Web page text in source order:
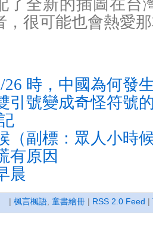
了全新的插圖在台
，很可能也會熱愛
26 時，中國為何發
引號變成奇怪符號
（副標：眾人小時
有原因
晨
| 楓言楓語 童書繪冊 | RSS 2.0 Feed |